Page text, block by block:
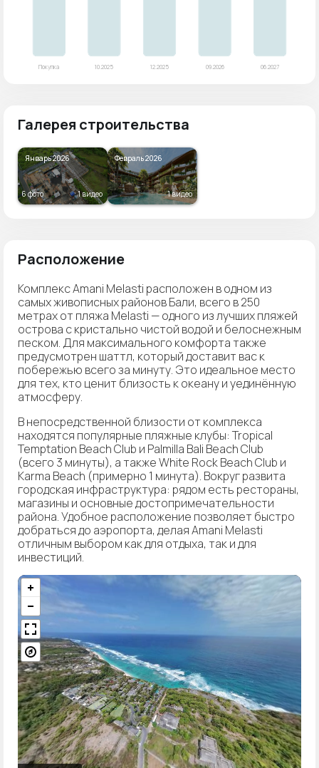
Галерея строительства
Январь 2026
6 фото 1 видео
Февраль 2026
1 видео
Расположение
Комплекс Amani Melasti расположен в одном из
самых живописных районов Бали, всего в 250
метрах от пляжа Melasti — одного из лучших пляжей
острова с кристально чистой водой и белоснежным
песком. Для максимального комфорта также
предусмотрен шаттл, который доставит вас к
побережью всего за минуту. Это идеальное место
для тех, кто ценит близость к океану и уединённую
атмосферу.
В непосредственной близости от комплекса
находятся популярные пляжные клубы: Tropical
Temptation Beach Club и Palmilla Bali Beach Club
(всего 3 минуты), а также White Rock Beach Club и
Karma Beach (примерно 1 минута). Вокруг развита
городская инфраструктура: рядом есть рестораны,
магазины и основные достопримечательности
района. Удобное расположение позволяет быстро
добраться до аэропорта, делая Amani Melasti
отличным выбором как для отдыха, так и для
инвестиций.